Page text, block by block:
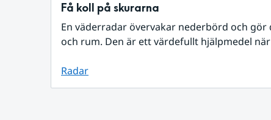
Få koll på skurarna
En väderradar övervakar nederbörd och
och rum. Den är ett värdefullt hjälpmedel
Radar